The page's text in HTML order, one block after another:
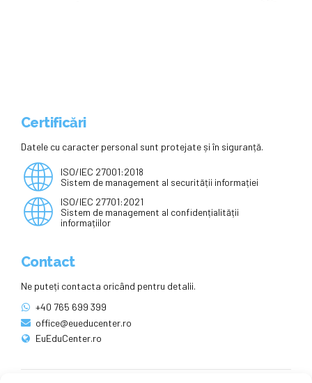
Certificări
Datele cu caracter personal sunt protejate și în siguranță.
ISO/IEC 27001:2018
Sistem de management al securității informației
ISO/IEC 27701:2021
Sistem de management al confidențialității
informațiilor
Contact
Ne puteți contacta oricând pentru detalii.
+40 765 699 399
office@eueducenter.ro
EuEduCenter.ro